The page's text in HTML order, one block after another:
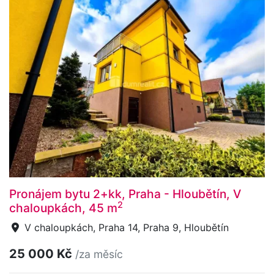
Pronájem bytu 2+kk, Praha - Hloubětín, V
chaloupkách, 45 m2
V chaloupkách, Praha 14, Praha 9, Hloubětín
25 000 Kč /za měsíc